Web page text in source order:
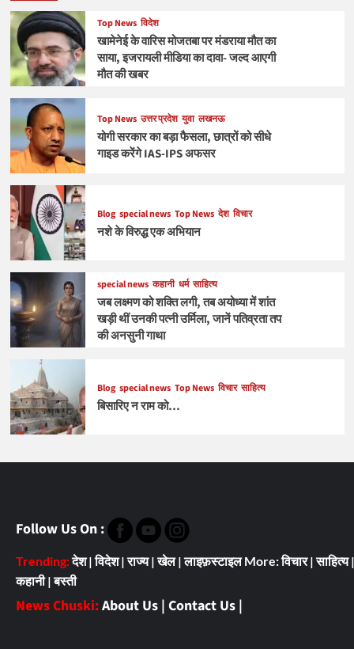
Top News विदेश
खामेनेई के वारिस मोजतबा पर मंडराया मौत का
साया, इजरायली मीडिया का दावा- जल्द आएगी
मौत की खबर
Top News उत्तर प्रदेश युवा लखनऊ
योगी सरकार का बड़ा फैसला, छात्रों को सीधे
गाइड करेंगे IAS-IPS अफसर
Blog special news Top News देश विचार
नशे के विरुद्ध एक अभियान
special news कहानी धर्म साहित्य
जब लक्ष्मण को शक्ति लगी, तब अयोध्या में शांत
खड़ी थीं उनकी पत्नी उर्मिला, जानें पतिव्रता तप
की अनसुनी गाथा
Blog special news Top News विचार साहित्य
बिसारिए न राम को…
Follow Us On :
Trending:देश|विदेश|राज्य|खेल|लाइफ़स्टाइल More:विचार|साहित्य|
कहानी|बस्ती
News Chuski:About Us | Contact Us |